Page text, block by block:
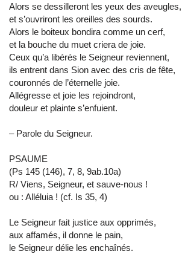
Alors se dessilleront les yeux des aveugles,
et s’ouvriront les oreilles des sourds.
Alors le boiteux bondira comme un cerf,
et la bouche du muet criera de joie.
Ceux qu’a libérés le Seigneur reviennent,
ils entrent dans Sion avec des cris de fête,
couronnés de l’éternelle joie.
Allégresse et joie les rejoindront,
douleur et plainte s’enfuient.
– Parole du Seigneur.
PSAUME
(Ps 145 (146), 7, 8, 9ab.10a)
R/ Viens, Seigneur, et sauve-nous !
ou : Alléluia ! (cf. Is 35, 4)
Le Seigneur fait justice aux opprimés,
aux affamés, il donne le pain,
le Seigneur délie les enchaînés.